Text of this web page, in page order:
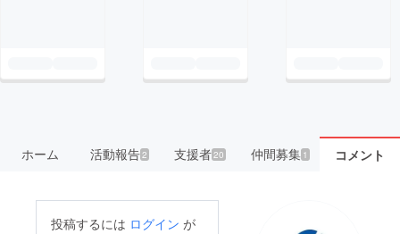
ホーム 活動報告2 支援者 20 仲間募集 1 コメント
投稿するには ログイン が